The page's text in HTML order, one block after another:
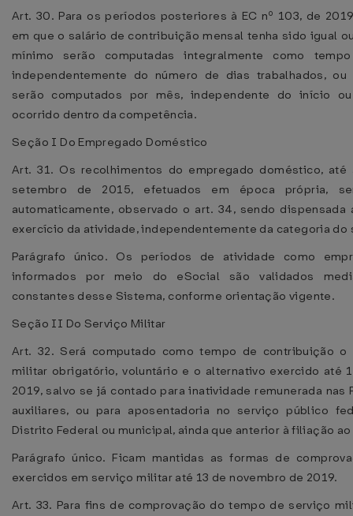
Art. 30. Para os períodos posteriores à EC nº 103, de
em que o salário de contribuição mensal tenha sido igual
mínimo serão computadas integralmente como
independentemente do número de dias trabalhados,
serão computados por mês, independente do início
ocorrido dentro da competência.
Seção I Do Empregado Doméstico
Art. 31. Os recolhimentos do empregado doméstico, até
setembro de 2015, efetuados em época própria,
automaticamente, observado o art. 34, sendo dispensada
exercício da atividade, independentemente da categoria do
Parágrafo único. Os períodos de atividade como
informados por meio do eSocial são validados
constantes desse Sistema, conforme orientação vigente.
Seção II Do Serviço Militar
Art. 32. Será computado como tempo de contribuição
militar obrigatório, voluntário e o alternativo exercido até
2019, salvo se já contado para inatividade remunerada nas
auxiliares, ou para aposentadoria no serviço público
Distrito Federal ou municipal, ainda que anterior à filiação ao
Parágrafo único. Ficam mantidas as formas de
exercidos em serviço militar até 13 de novembro de 2019.
Art. 33. Para fins de comprovação do tempo de serviço